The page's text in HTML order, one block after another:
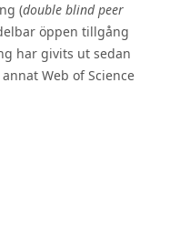
(double blind peer
öppen tillgång
har givits ut sedan
Web of Science